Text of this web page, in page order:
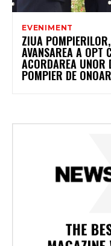
EVENIMENT
ZIUA
AVANSAREA A OPT
ACORDAREA UNOR
POMPIER DE